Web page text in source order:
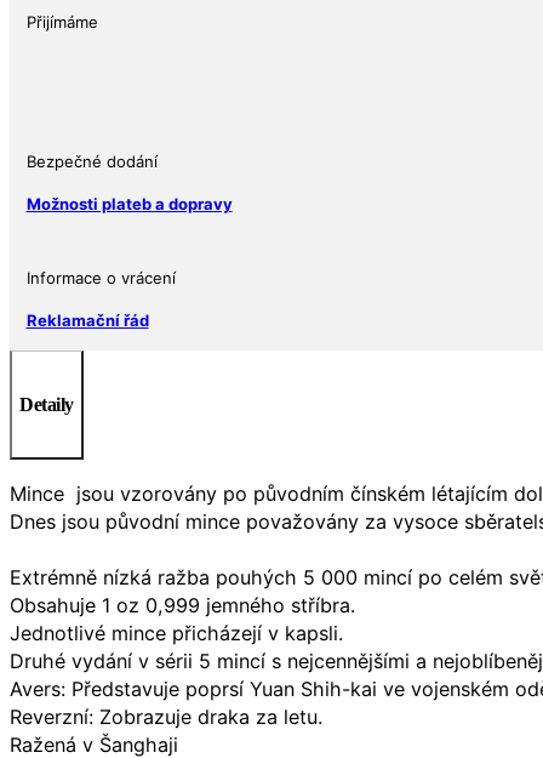
Restrike
Přijímáme
Bezpečné dodání
Možnosti plateb a dopravy
Informace o vrácení
Reklamační řád
Detaily
Mince jsou vzorovány po původním čínském létajícím
Dnes jsou původní mince považovány za vysoce
Extrémně nízká ražba pouhých 5 000 mincí po celém
Obsahuje 1 oz 0,999 jemného stříbra.
Jednotlivé mince přicházejí v kapsli.
Druhé vydání v sérii 5 mincí s nejcennějšími a
Avers: Představuje poprsí Yuan Shih-kai ve vojenském
Reverzní: Zobrazuje draka za letu.
Ražená v Šanghaji